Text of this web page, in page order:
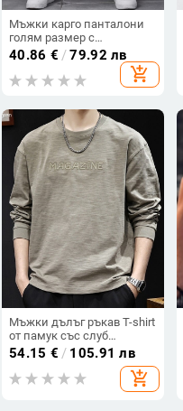
Мъжки карго панталони
голям размер с
странични джобове с
капаци, свободна кройка
40.86 € /79.92 лв
add_shopping_cart
Мъжки дълъг ръкав T-shirt
от памук със слуб
текстура, кръгла яка,
свободна кройка, базов
слой за пролет и есен,
54.15 € / 105.91 лв
add_shopping_cart